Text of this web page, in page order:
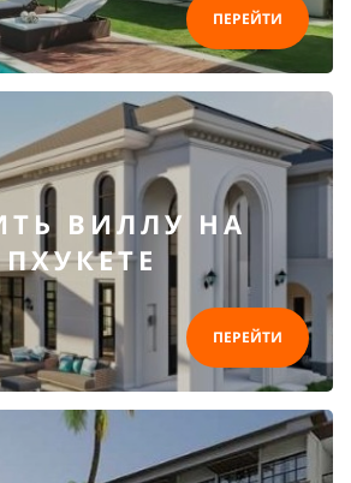
ПЕРЕЙТИ
ВИЛЛУ НА
ПХУКЕТЕ
ПЕРЕЙТИ